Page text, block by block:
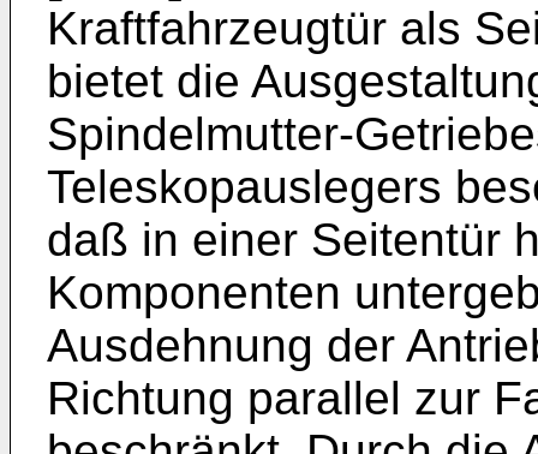
Kraftfahrzeugtür als
bietet die
Spindelmutter-
Teleskopauslegers
daß in einer Seitentür
Komponenten
Ausdehnung der
Richtung parallel zur